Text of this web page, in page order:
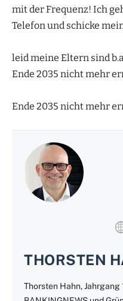
mit der Frequenz! Ich
Telefon und schicke
leid meine Eltern sind
Ende 2035 nicht mehr
Ende 2035 nicht mehr
THORSTEN
Thorsten Hahn,